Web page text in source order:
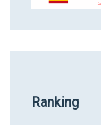
Ranking